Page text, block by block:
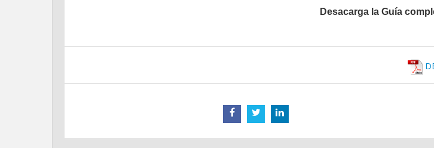
Desacarga la Guía